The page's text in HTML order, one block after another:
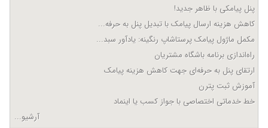
پنل پیامکی با ظاهر جدید!
کاهش هزینه ارسال پیامک با تبدیل پنل به حرفه...
مکمل ماژول پیامک پرستاشاپ رنگینه: یادآور سبد...
راه‌اندازی برنامه باشگاه مشتریان
ارتقای پنل به حرفه‌ای جهت کاهش هزینه پیامک
آموزش ثبت پترن
خط خدماتی اختصاصی با جواز کسب یا اینماد
آرشیو...